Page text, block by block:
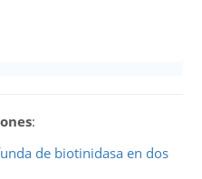
:
de biotinidasa en dos